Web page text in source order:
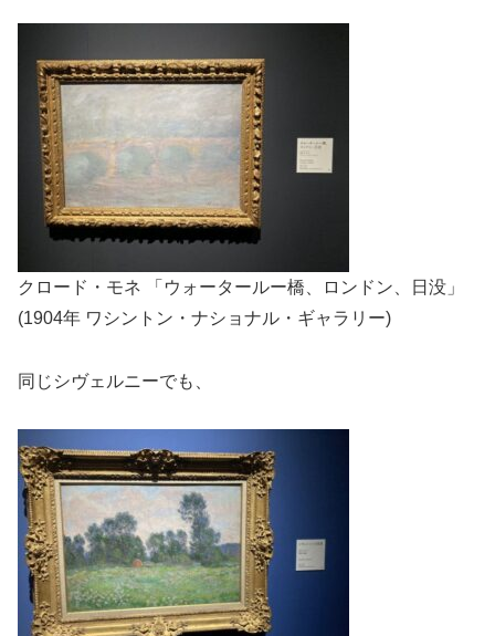
クロード・モネ 「ウォータールー橋、ロンドン、日没」
(1904年 ワシントン・ナショナル・ギャラリー)
同じシヴェルニーでも、